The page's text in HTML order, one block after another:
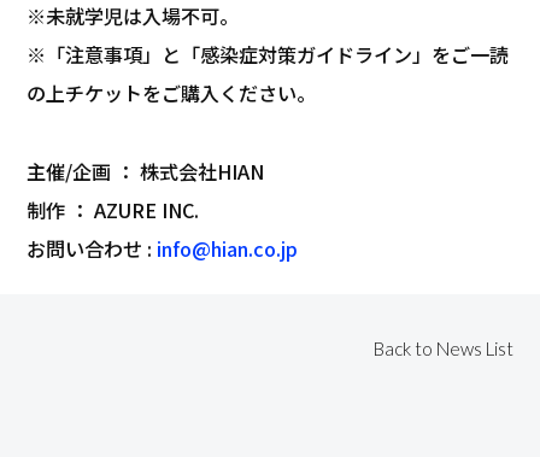
※未就学児は入場不可。
※「注意事項」と「感染症対策ガイドライン」をご一読
の上チケットをご購入ください。
主催/企画 ： 株式会社HIAN
制作 ： AZURE INC.
お問い合わせ : info@hian.co.jp
Back to News List